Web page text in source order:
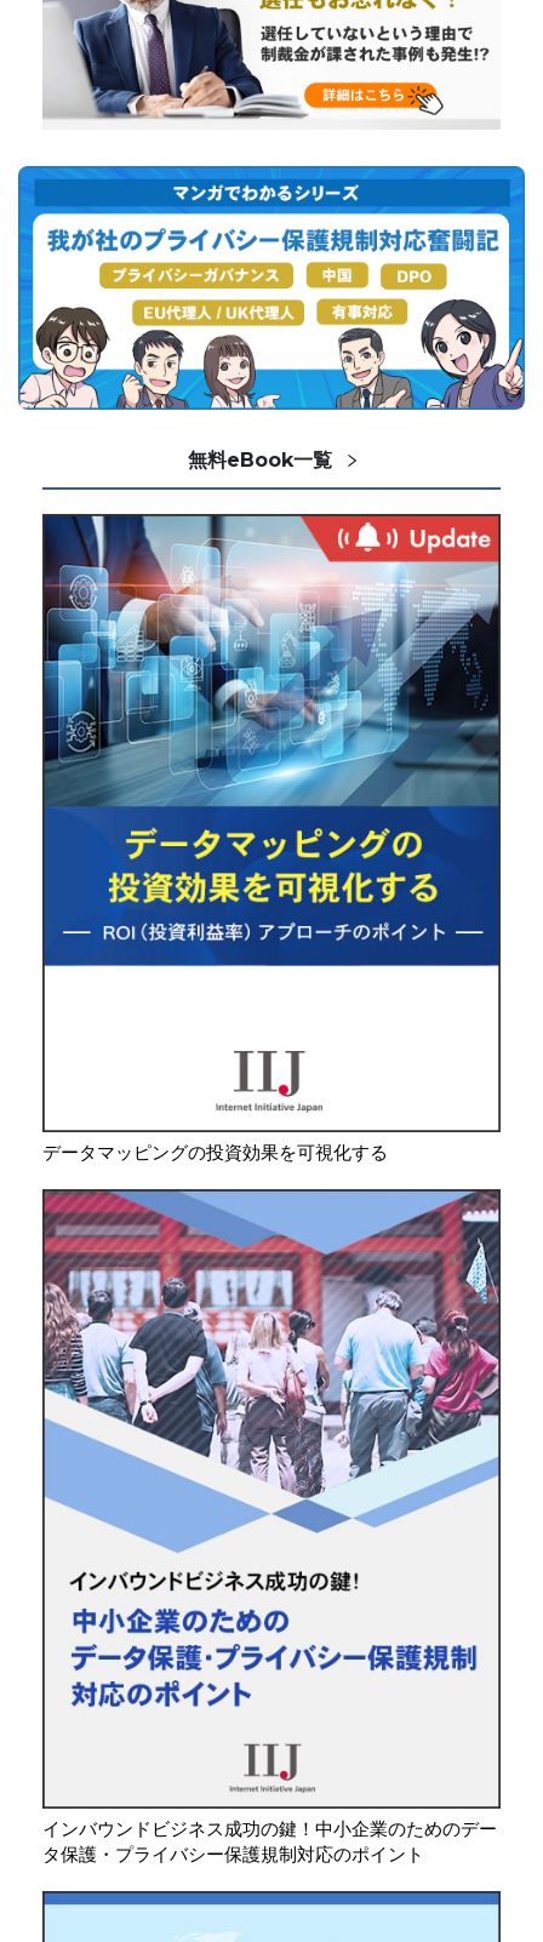
無料eBook一覧
データマッピングの投資効果を可視化する
インバウンドビジネス成功の鍵！中小企業のためのデー
タ保護・プライバシー保護規制対応のポイント